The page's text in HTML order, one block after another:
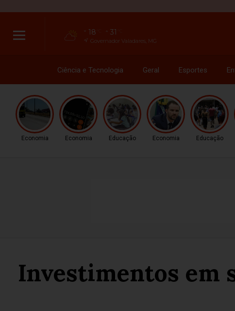
18 31
Governador Valadares, MG
Ciência e Tecnologia Geral Esportes
Economia Economia Educação Economia Educação
Investimentos em